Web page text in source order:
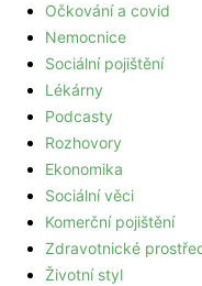
Očkování a covid
Nemocnice
Sociální pojištění
Lékárny
Podcasty
Rozhovory
Ekonomika
Sociální věci
Komerční pojištění
Zdravotnické
Životní styl